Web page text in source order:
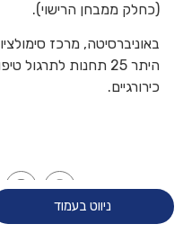
(כחלק ממבחן הרישוי).
באוניברסיטה, מרכז
כירורגיים.
ניווט בעמוד